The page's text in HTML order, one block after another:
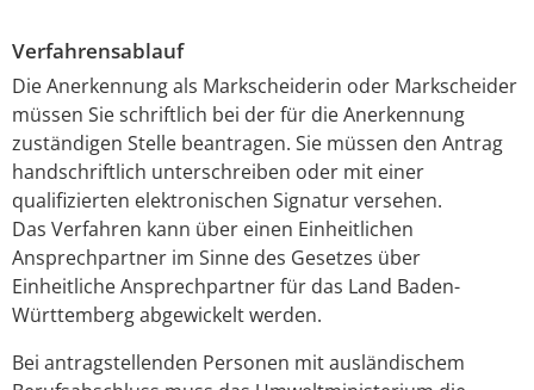
Verfahrensablauf
Die Anerkennung als Markscheiderin oder Markscheider
müssen Sie schriftlich bei der für die Anerkennung
zuständigen Stelle beantragen. Sie müssen den Antrag
handschriftlich unterschreiben oder mit einer
qualifizierten elektronischen Signatur versehen.
Das Verfahren kann über einen Einheitlichen
Ansprechpartner im Sinne des Gesetzes über
Einheitliche Ansprechpartner für das Land Baden-
Württemberg abgewickelt werden.
Bei antragstellenden Personen mit ausländischem